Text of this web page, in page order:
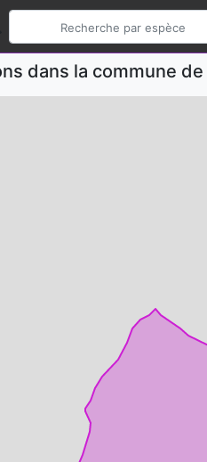
dans la commune de